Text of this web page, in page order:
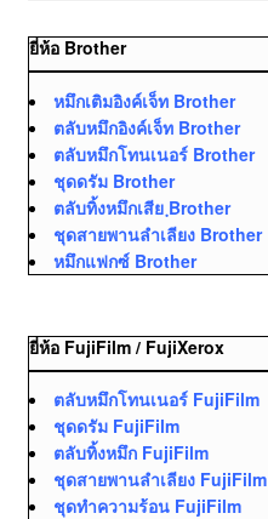
ยี่ห้อ Brother
หมึกเติมอิงค์เจ็ท Brother
ตลับหมึกอิงค์เจ็ท Brother
ตลับหมึกโทนเนอร์ Brother
ชุดดรัม Brother
ตลับทิ้งหมึกเสีย ฺBrother
ชุดสายพานลำเลียง Brother
หมึกแฟกซ์ Brother
ยี่ห้อ FujiFilm / FujiXerox
ตลับหมึกโทนเนอร์ FujiFilm
ชุดดรัม FujiFilm
ตลับทิ้งหมึก FujiFilm
ชุดสายพานลำเลียง FujiFilm
ชุดทำความร้อน FujiFilm